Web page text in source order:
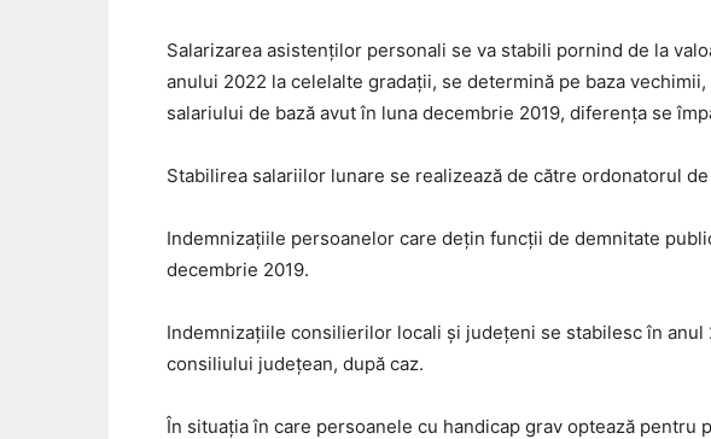
Salarizarea asistenților personali se va stabili pornind de la
anului 2022 la celelalte gradații, se determină pe baza
salariului de bază avut în luna decembrie 2019, diferența se
Stabilirea salariilor lunare se realizează de către ordonatorul
Indemnizaţiile persoanelor care dețin funcții de demnitate
decembrie 2019.
Indemnizaţiile consilierilor locali și judeţeni se stabilesc în
consiliului judeţean, după caz.
În situația în care persoanele cu handicap grav optează